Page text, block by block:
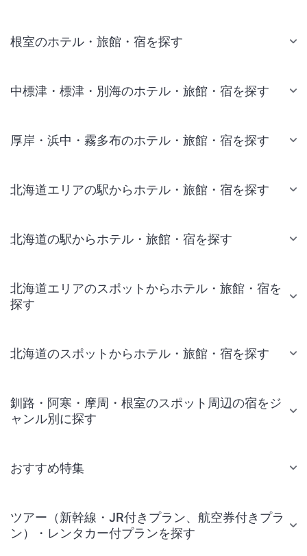
根室のホテル・旅館・宿を探す
中標津・標津・別海のホテル・旅館・宿を探す
厚岸・浜中・霧多布のホテル・旅館・宿を探す
北海道エリアの駅からホテル・旅館・宿を探す
北海道の駅からホテル・旅館・宿を探す
北海道エリアのスポットからホテル・旅館・宿を
探す
北海道のスポットからホテル・旅館・宿を探す
釧路・阿寒・摩周・根室のスポット周辺の宿をジ
ャンル別に探す
おすすめ特集
ツアー（新幹線・JR付きプラン、航空券付きプラ
ン）・レンタカー付プランを探す